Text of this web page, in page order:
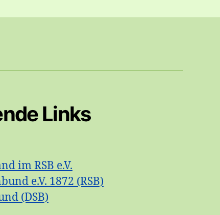
Links
im RSB e.V.
e.V. 1872 (RSB)
(DSB)